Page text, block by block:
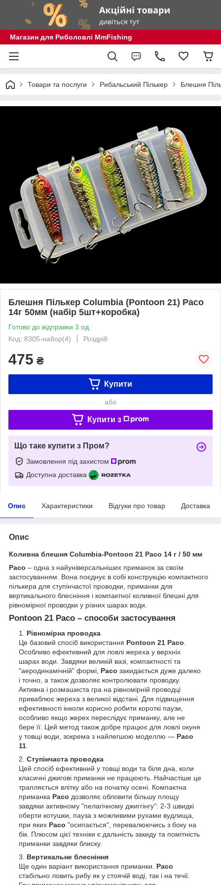
Магазин для Риболовлі MmFishing
Товари та послуги Рибальський Пількер Блешня
Блешня Пількер Columbia (Pontoon 21) Paco
14г 50мм (набір 5шт+коробка)
Готово до відправки 3 од.
Код: 8305-набор(4)
Роздріб
475 ₴
Купити
або
Купити з
Що таке купити з Пром?
Замовлення під захистом
Доступна доставка
Опис Характеристики Відгуки про товар Доставка
Опис
Коливна блешня Columbia-Pontoon 21 Paco 14 г / 50 мм
Paco – одна з найуніверсальніших приманок за своїм
застосуванням. Вона поєднує в собі конструкцію компактного
пількера для ступінчастої проводки, приманки для
вертикального блесніння і компактної коливної блешні для
рівномірної проводки у різних шарах води.
Pontoon 21 Paco – способи застосування
Рівномірна проводка
Це базовий спосіб використання Pontoon 21 Paco
Особливо ефективний для ловлі жереха у верхніх
шарах води. Завдяки великій вазі, компактності та
"аеродинамічній" формі, Paco закидається дуже далеко
і точно, а також дозволяє контролювати проводку.
Активна і розмашиста гра на рівномірній проводці
приваблює жереха з великої відстані. Для підвищення
ефективності інколи корисно робити короткі паузи,
особливо якщо жерех переслідує приманку, але не
бере її. Цей метод також добре працює для ловлі окуня
у товщі води, зокрема з найлегшою моделлю — Paco
11
Ступінчаста проводка
Цей спосіб ефективний у товщі води та біля дна, коли
класичні джигові приманки не працюють. Найчастіше це
трапляється влітку або на початку осені. Компактна
приманка Paco дозволяє обловити більшу площу
завдяки активному "пелагічному джиггінгу": 2-3 швидкі
оберти котушки, пауза з можливими рухами вудлища,
при яких Paco "осипається", перевалюючись з боку на
бік. Плюсом цієї техніки є дальність закиду та помітність
приманки завдяки блиску.
Вертикальне блесніння
Ще один варіант використання приманки. Paco
стабільно ловить рибу як у стоячій воді, так і на течії.